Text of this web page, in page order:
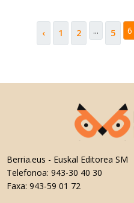
‹ 1 2 ... 5 6
Berria.eus - Euskal Editorea SM
Telefonoa: 943-30 40 30
Faxa: 943-59 01 72